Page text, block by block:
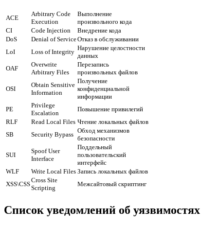
ACE
Arbitrary Code
Execution
Выполнение
произвольного кода
CI
Code Injection
Внедрение кода
DoS
Denial of ServiceОтказ в обслуживании
LoI
Loss of Integrity
Нарушение целостности
данных
OAF
Overwrite
Arbitrary Files
Перезапись
произвольных файлов
OSI
Obtain Sensitive
Information
Получение
конфиденциальной
информации
PE
Privilege
Escalation
Повышение привилегий
RLF
Read Local Files Чтение локальных файлов
SB
Security Bypass
Обход механизмов
безопасности
SUI
Spoof User
Interface
Поддельный
пользовательский
интерфейс
WLF
Write Local Files Запись локальных файлов
XSS\CSS
Cross Site
Scripting
Межсайтовый скриптинг
Список уведомлений об уязвимостях